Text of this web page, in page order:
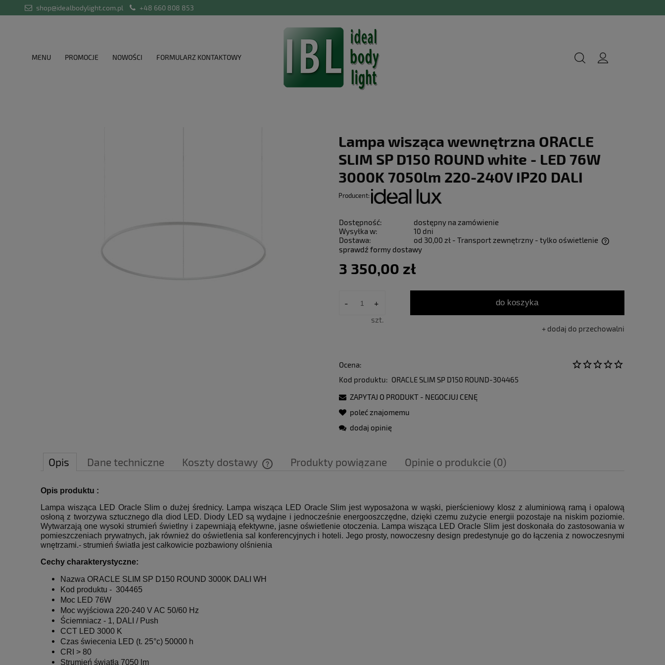
shop@idealbodylight.com.pl +48 660 808 853
MENU PROMOCJE NOWOŚCI FORMULARZ KONTAKTOWY
Lampa wisząca wewnętrzna ORACLE
SLIM SP D150 ROUND white - LED 76W
3000K 7050lm 220-240V IP20 DALI
Producent:
Dostępność:
dostępny na zamówienie
Wysyłka w:
10 dni
Dostawa:
od 30,00 zł - Transport zewnętrzny - tylko oświetlenie
sprawdź formy dostawy
3 350,00 zł
- +
szt.
do koszyka
dodaj do przechowalni
Ocena:
Kod produktu: ORACLE SLIM SP D150 ROUND-304465
ZAPYTAJ O PRODUKT - NEGOCJUJ CENĘ
poleć znajomemu
dodaj opinię
Opis Dane techniczne Koszty dostawy Produkty powiązane Opinie o produkcie (0)
Opis produktu :
Lampa wisząca LED Oracle Slim o dużej średnicy. Lampa wisząca LED Oracle Slim jest wyposażona w wąski, pierścieniowy klosz z aluminiową ramą i opalową
osłoną z tworzywa sztucznego dla diod LED. Diody LED są wydajne i jednocześnie energooszczędne, dzięki czemu zużycie energii pozostaje na niskim poziomie.
Wytwarzają one wysoki strumień świetlny i zapewniają efektywne, jasne oświetlenie otoczenia. Lampa wisząca LED Oracle Slim jest doskonała do zastosowania w
pomieszczeniach prywatnych, jak również do oświetlenia sal konferencyjnych i hoteli. Jego prosty, nowoczesny design predestynuje go do łączenia z nowoczesnymi
wnętrzami.- strumień światła jest całkowicie pozbawiony olśnienia
Cechy charakterystyczne:
Nazwa ORACLE SLIM SP D150 ROUND 3000K DALI WH
Kod produktu - 304465
Moc LED 76W
Moc wyjściowa 220-240 V AC 50/60 Hz
Ściemniacz - 1, DALI / Push
CCT LED 3000 K
Czas świecenia LED (t. 25°c) 50000 h
CRI > 80
Strumień światła 7050 lm